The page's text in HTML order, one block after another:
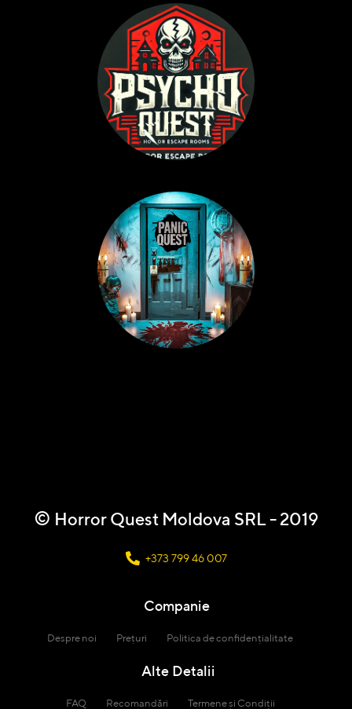
© Horror Quest Moldova SRL - 2019
+373 799 46 007
Companie
Despre noi Prețuri Politica de confidențialitate
Alte Detalii
FAQ Recomandări Termene și Condiții